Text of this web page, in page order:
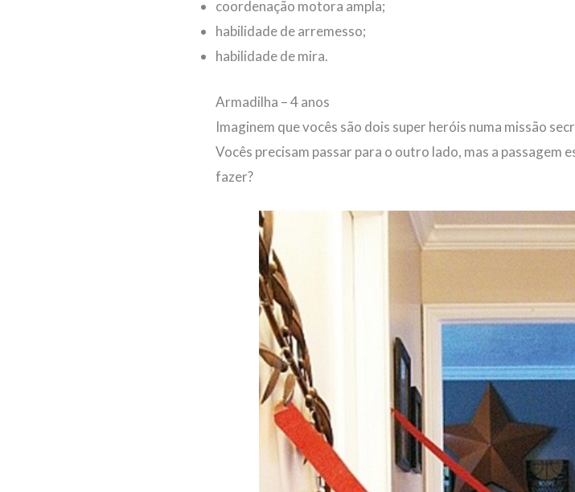
coordenação motora ampla;
habilidade de arremesso;
habilidade de mira.
Armadilha – 4 anos
Imaginem que vocês são dois super heróis numa missão
Vocês precisam passar para o outro lado, mas a passagem
fazer?